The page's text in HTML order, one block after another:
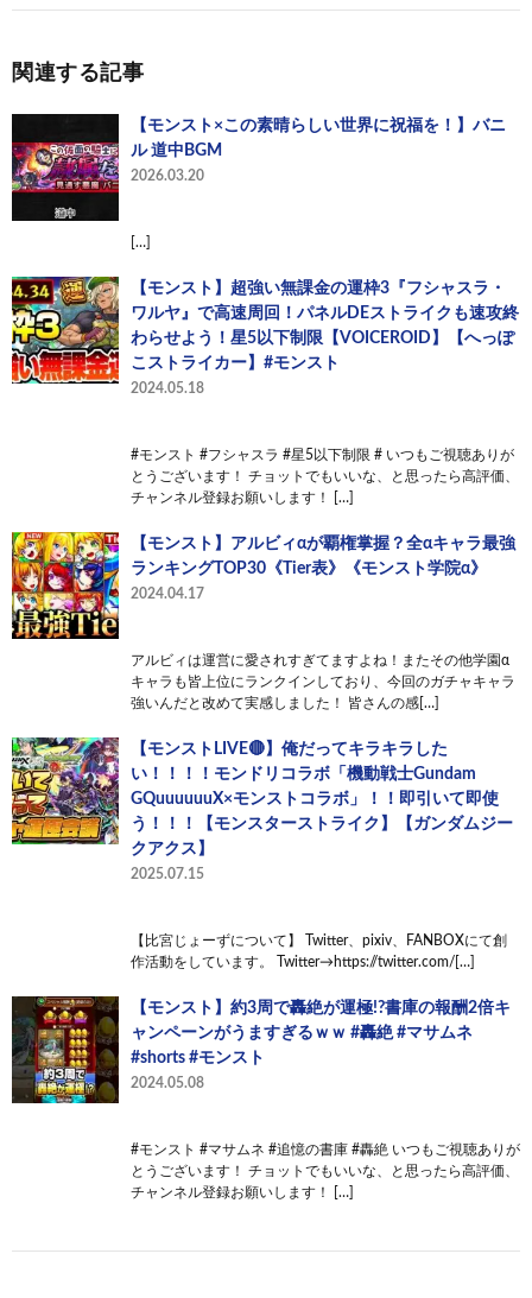
関連する記事
【モンスト×この素晴らしい世界に祝福を！】バニ
ル 道中BGM
2026.03.20
[…]
【モンスト】超強い無課金の運枠3『フシャスラ・
ワルヤ』で高速周回！パネルDEストライクも速攻終
わらせよう！星5以下制限【VOICEROID】【へっぽ
こストライカー】#モンスト
2024.05.18
#モンスト #フシャスラ #星5以下制限 # いつもご視聴ありが
とうございます！ チョットでもいいな、と思ったら高評価、
チャンネル登録お願いします！ […]
【モンスト】アルビィαが覇権掌握？全αキャラ最強
ランキングTOP30《Tier表》《モンスト学院α》
2024.04.17
アルビィは運営に愛されすぎてますよね！またその他学園α
キャラも皆上位にランクインしており、今回のガチャキャラ
強いんだと改めて実感しました！ 皆さんの感[…]
【モンストLIVE🔴】俺だってキラキラした
い！！！！モンドリコラボ「機動戦士Gundam
GQuuuuuuX×モンストコラボ」！！即引いて即使
う！！！【モンスターストライク】【ガンダムジー
クアクス】
2025.07.15
【比宮じょーずについて】 Twitter、pixiv、FANBOXにて創
作活動をしています。 Twitter→https://twitter.com/[…]
【モンスト】約3周で轟絶が運極!?書庫の報酬2倍キ
ャンペーンがうますぎるｗｗ #轟絶 #マサムネ
#shorts #モンスト
2024.05.08
#モンスト #マサムネ #追憶の書庫 #轟絶 いつもご視聴ありが
とうございます！ チョットでもいいな、と思ったら高評価、
チャンネル登録お願いします！ […]